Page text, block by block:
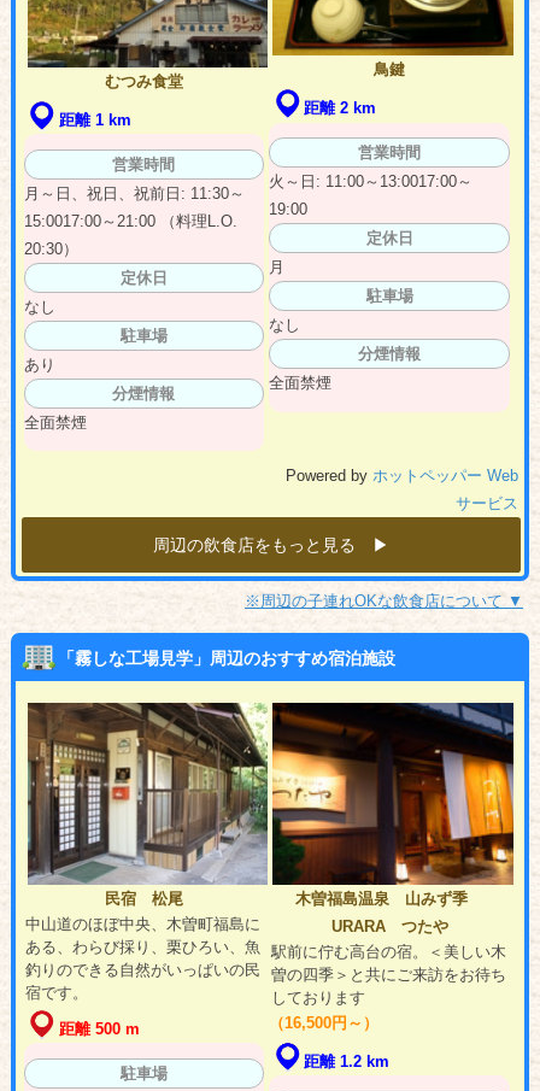
むつみ食堂
距離 1 km
営業時間
月～日、祝日、祝前日: 11:30～
15:0017:00～21:00 （料理L.O.
20:30）
定休日
なし
駐車場
あり
分煙情報
全面禁煙
鳥鍵
距離 2 km
営業時間
火～日: 11:00～13:0017:00～
19:00
定休日
月
駐車場
なし
分煙情報
全面禁煙
Powered by ホットペッパー Web
サービス
周辺の飲食店をもっと見る ▶︎
※周辺の子連れOKな飲食店について ▼
「霧しな工場見学」周辺のおすすめ宿泊施設
民宿 松尾
中山道のほぼ中央、木曽町福島に
ある、わらび採り、栗ひろい、魚
釣りのできる自然がいっぱいの民
宿です。
距離 500 m
駐車場
木曽福島温泉 山みず季
URARA つたや
駅前に佇む高台の宿。＜美しい木
曽の四季＞と共にご来訪をお待ち
しております
（16,500円～）
距離 1.2 km